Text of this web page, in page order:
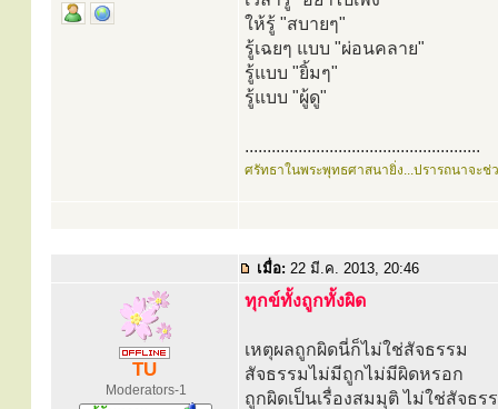
ให้รู้ "สบายๆ"
รู้เฉยๆ แบบ "ผ่อนคลาย"
รู้แบบ "ยิ้มๆ"
รู้แบบ "ผู้ดู"
.....................................................
ศรัทธาในพระพุทธศาสนายิ่ง...ปรารถนาจะ
เมื่อ: 22 มี.ค. 2013, 20:46
TU
Moderators-1
ทุกข์ทั้งถูกทั้งผิด
เหตุผลถูกผิดนี่ก็ไม่ใช่สัจธรรม
สัจธรรมไม่มีถูกไม่มีผิดหรอก
ถูกผิดเป็นเรื่องสมมุติ ไม่ใช่สัจธร